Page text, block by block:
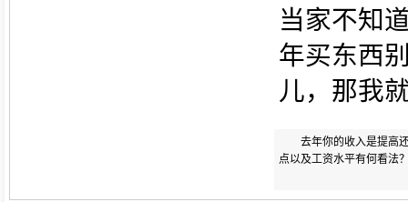
当家不知
年买东西
儿，那我
去年你的收入是提高
点以及工资水平有何看法